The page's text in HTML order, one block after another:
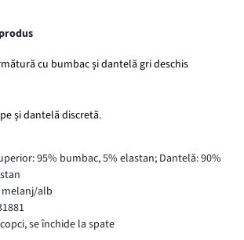
cu bumbac și dantelă gri deschis
și dantelă discretă.
95% bumbac, 5% elastan; Dantelă: 90%
melanj/alb
copci, se închide la spate